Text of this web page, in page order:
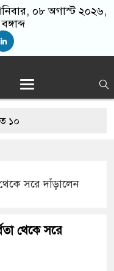
০৮ অগাস্ট ২০২৬,
খাঁন
সরে দাঁড়ালেন
থেকে সরে